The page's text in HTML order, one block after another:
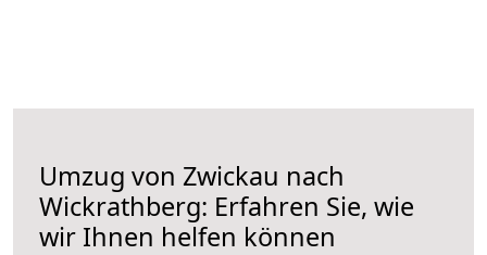
Umzug von Zwickau nach
Wickrathberg: Erfahren Sie, wie
wir Ihnen helfen können